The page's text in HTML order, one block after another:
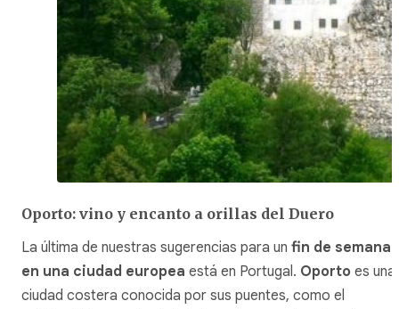
Oporto: vino y encanto a orillas del Duero
La última de nuestras sugerencias para un fin de semana
en una ciudad europea está en Portugal. Oporto es una
ciudad costera conocida por sus puentes, como el